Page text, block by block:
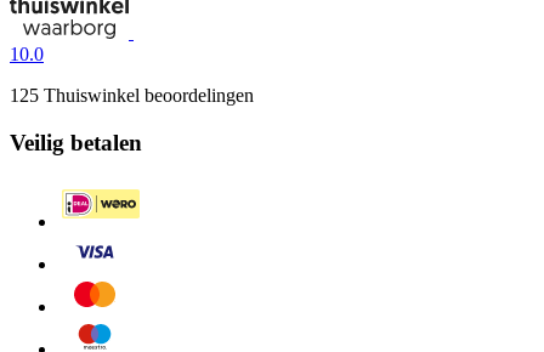
10.0
125 Thuiswinkel beoordelingen
Veilig betalen